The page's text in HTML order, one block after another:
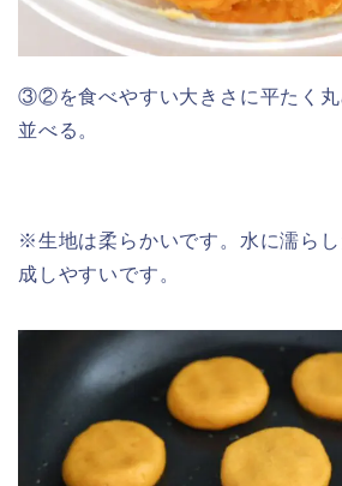
③②を食べやすい大きさに平たく丸
並べる。
※生地は柔らかいです。水に濡ら
成しやすいです。